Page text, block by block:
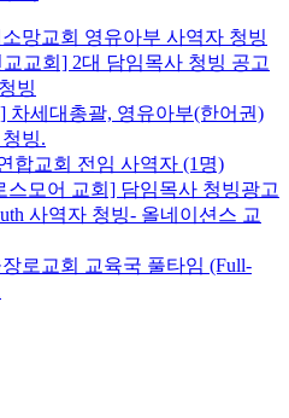
망교회 영유아부 사역자 청빙
교회] 2대 담임목사 청빙 공고
빙
차세대총괄, 영유아부(한어권)
빙.
합교회 전임 사역자 (1명)
스모어 교회] 담임목사 청빙광고
사역자 청빙- 올네이션스 교
로교회 교육국 풀타임 (Full-